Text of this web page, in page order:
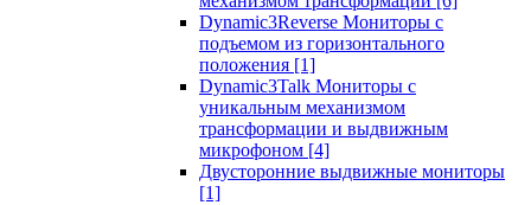
Dynamic3Reverse Мониторы с
подъемом из горизонтального
положения [1]
Dynamic3Talk Мониторы с
уникальным механизмом
трансформации и выдвижным
микрофоном [4]
Двусторонние выдвижные мониторы
[1]